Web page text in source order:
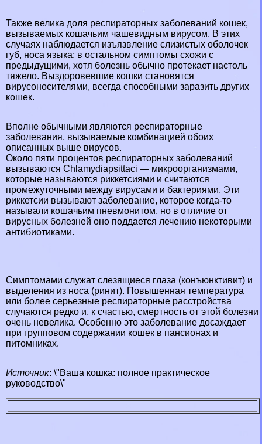
Также велика доля респираторных заболеваний кошек,
вызываемых кошачьим чашевидным вирусом. В этих
случаях наблюдается изъязвление слизистых оболочек
губ, носа языка; в остальном симптомы схожи с
предыдущими, хотя болезнь обычно протекает настоль
тяжело. Выздоровевшие кошки становятся
вирусоносителями, всегда способными заразить других
кошек.
Вполне обычными являются респираторные
заболевания, вызываемые комбинацией обоих
описанных выше вирусов.
Около пяти процентов респираторных заболеваний
вызываются Chlamydiapsittaci — микроорганизмами,
которые называются риккетсиями и считаются
промежуточными между вирусами и бактериями. Эти
риккетсии вызывают заболевание, которое когда-то
называли кошачьим пневмонитом, но в отличие от
вирусных болезней оно поддается лечению некоторыми
антибиотиками.
Симптомами служат слезящиеся глаза (конъюнктивит) и
выделения из носа (ринит). Повышенная температура
или более серьезные респираторные расстройства
случаются редко и, к счастью, cмepтность от этой болезни
очень невелика. Особенно это заболевание досаждает
при групповом содержании кошек в пансионах и
питомниках.
Источник: \"Ваша кошка: полное пpaктическое
руководство\"